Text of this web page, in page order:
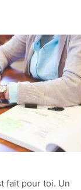
fait pour toi. Un